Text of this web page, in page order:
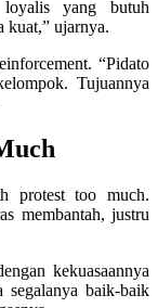
loyalis yang butuh
kuat,” ujarnya.
“Pidato
Tujuannya
protest too much.
membantah, justru
kekuasaannya
segalanya baik-baik